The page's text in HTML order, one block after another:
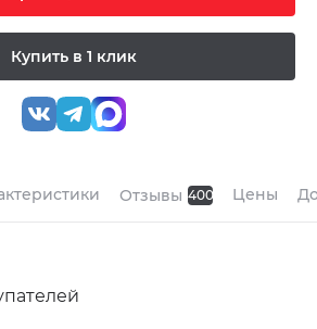
Купить в 1 клик
Отзывы 400 Цены